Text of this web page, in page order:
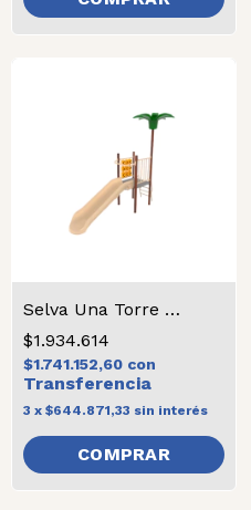
Selva Una Torre Jardín
$1.934.614
$1.741.152,60 con
3 x $644.871,33 sin interés
COMPRAR